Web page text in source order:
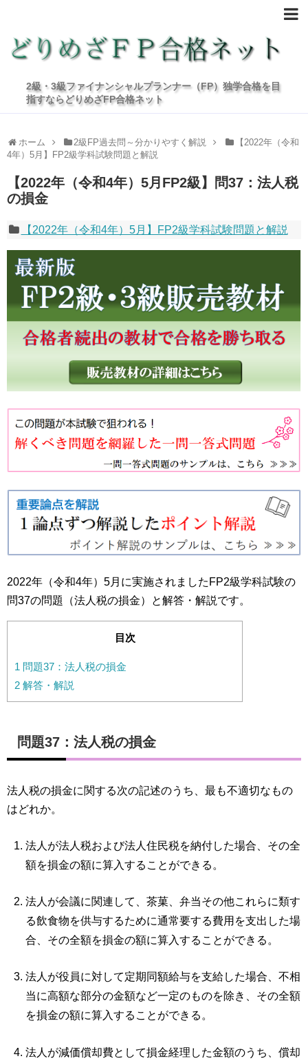
2級・3級ファイナンシャルプランナー（FP）独学合格を目
指すならどりめざFP合格ネット
ホーム 2級FP過去問～分かりやすく解説
【2022年（令和
4年）5月】FP2級学科試験問題と解説
【2022年（令和4年）5月FP2級】問37：法人税
の損金
【2022年（令和4年）5月】FP2級学科試験問題と解説
2022年（令和4年）5月に実施されましたFP2級学科試験の
問37の問題（法人税の損金）と解答・解説です。
目次
1 問題37：法人税の損金
2 解答・解説
問題37：法人税の損金
法人税の損金に関する次の記述のうち、最も不適切なもの
はどれか。
法人が法人税および法人住民税を納付した場合、その全
額を損金の額に算入することができる。
法人が会議に関連して、茶菓、弁当その他これらに類す
る飲食物を供与するために通常要する費用を支出した場
合、その全額を損金の額に算入することができる。
法人が役員に対して定期同額給与を支給した場合、不相
当に高額な部分の金額など一定のものを除き、その全額
を損金の額に算入することができる。
法人が減価償却費として損金経理した金額のうち、償却